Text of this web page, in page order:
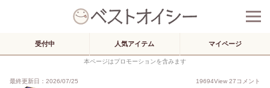
受付中 人気アイテム マイページ
本ページはプロモーションを含みます
最終更新日：2026/07/25 19694View 27コメント